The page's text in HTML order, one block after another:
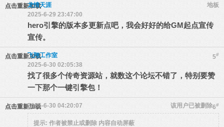
点击重新加载 地板
龙情天涯
2025-6-29 23:47:00
hero引擎的版本多更新点吧，我会好好的给GM起点宣传
宣传。
点击重新加载 5#
飞翔工作室
2025-6-30 02:05:38
找了很多个传奇资源站，就数这个论坛不错了，特别要赞
一下那个一键引擎包！
点击重新加载 6#
该用户已被删除
2025-6-30 04:20:07
提示: 作者被禁止或删除 内容自动屏蔽